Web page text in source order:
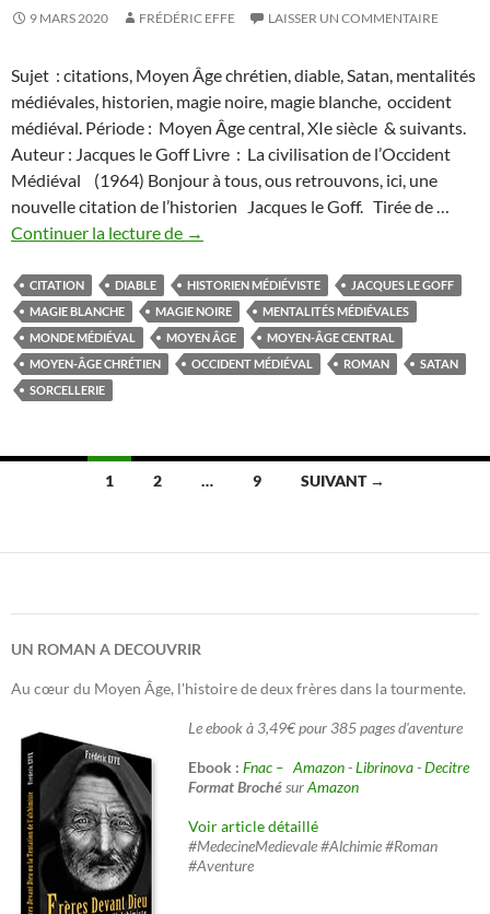
9 MARS 2020 FRÉDÉRIC EFFE LAISSER UN COMMENTAIRE
Sujet : citations, Moyen Âge chrétien, diable, Satan, mentalités
médiévales, historien, magie noire, magie blanche, occident
médiéval. Période : Moyen Âge central, XIe siècle & suivants.
Auteur : Jacques le Goff Livre : La civilisation de l’Occident
Médiéval (1964) Bonjour à tous, ous retrouvons, ici, une
nouvelle citation de l’historien Jacques le Goff. Tirée de …
Continuer la lecture de Jacques
Goff
:
l’occident
chrétien
noire
→
CITATION DIABLE HISTORIEN MÉDIÉVISTE
JACQUES LE GOFF
MAGIE BLANCHE
MAGIE NOIRE
MENTALITÉS MÉDIÉVALES
MONDE MÉDIÉVAL
MOYEN ÂGE
MOYEN-ÂGE CENTRAL
MOYEN-ÂGE CHRÉTIEN
OCCIDENT MÉDIÉVAL ROMAN
SATAN
SORCELLERIE
Navigation
articles
1 2 … 9 SUIVANT →
UN ROMAN A DECOUVRIR
Au cœur du Moyen Âge, l'histoire de deux frères dans la tourmente.
Le ebook à 3,49€ pour 385 pages d'aventure
Ebook : Fnac – Amazon-Librinova-Decitre
Format BrochésurAmazon
Voir article détaillé
#MedecineMedievale #Alchimie #Roman
#Aventure